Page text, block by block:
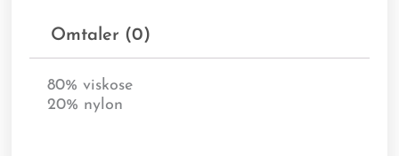
Omtaler (0)
80% viskose
20% nylon